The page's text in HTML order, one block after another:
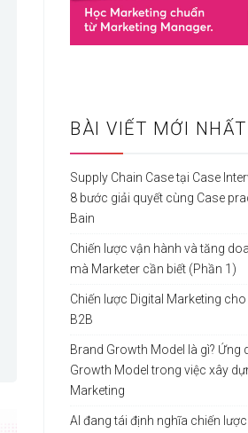
BÀI VIẾT MỚI NHẤT
Supply Chain Case tại Case
8 bước giải quyết cùng Case
Bain
Chiến lược vận hành và tăng
mà Marketer cần biết (Phần 1)
Chiến lược Digital Marketing
B2B
Brand Growth Model là gì? Ứng
Growth Model trong việc xây
Marketing
AI đang tái định nghĩa chiến